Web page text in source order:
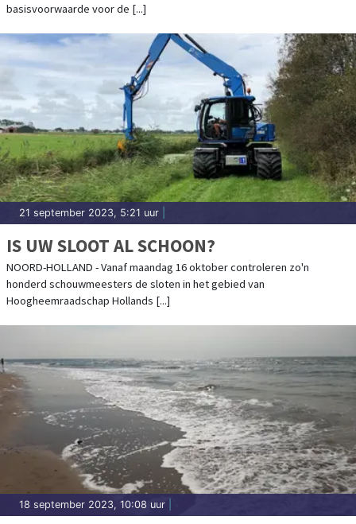
basisvoorwaarde voor de [...]
21 september 2023, 5:21 uur
IS UW SLOOT AL SCHOON?
NOORD-HOLLAND - Vanaf maandag 16 oktober controleren zo'n
honderd schouwmeesters de sloten in het gebied van
Hoogheemraadschap Hollands [...]
18 september 2023, 10:08 uur